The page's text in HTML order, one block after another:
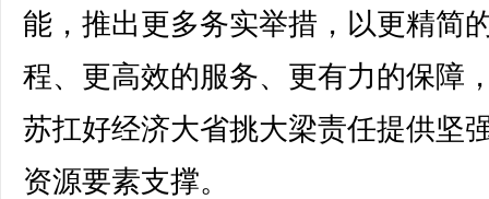
能，推出更多务实举措，以更精简
程、更高效的服务、更有力的保障
苏扛好经济大省挑大梁责任提供坚
资源要素支撑。